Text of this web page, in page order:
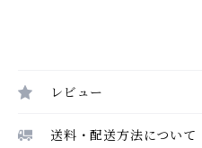
レビュー
送料・配送方法について